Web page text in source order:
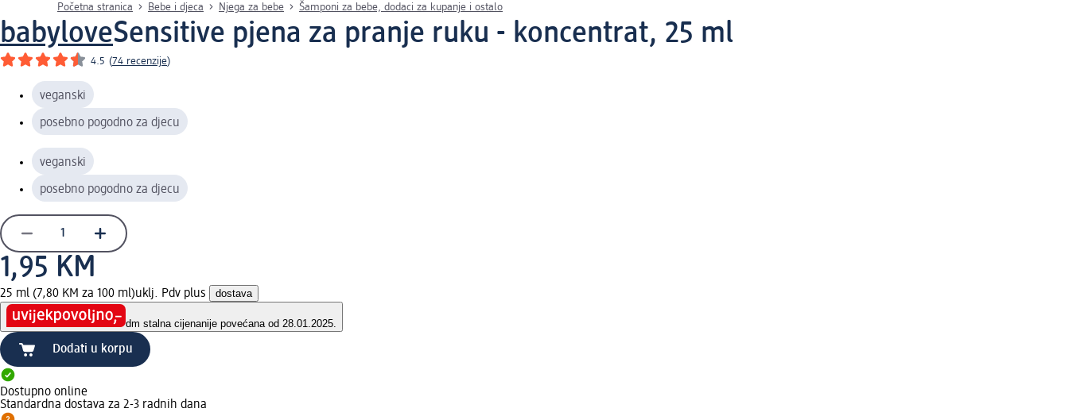
Početna stranica Bebe i djeca Njega za bebe Šamponi za bebe, dodaci za kupanje i ostalo
babyloveSensitive pjena za pranje ruku - koncentrat, 25 ml
4.5 (74 recenzije)
veganski
posebno pogodno za djecu
veganski
posebno pogodno za djecu
1,95 KM
25 ml (7,80 KM za 100 ml)uklj. Pdv plus dostava
dm stalna cijenanije povećana od 28.01.2025.
Dodati u korpu
Dostupno online
Standardna dostava za 2-3 radnih dana